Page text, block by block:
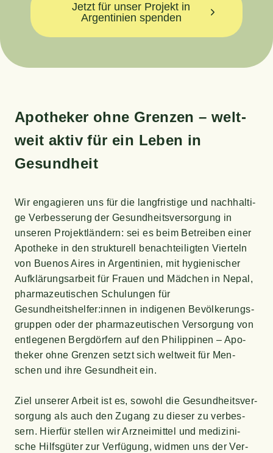
Jetzt für unser Projekt in
Argentinien spenden
Apo­the­ker ohne Gren­zen – welt­
weit aktiv für ein Leben in
Gesundheit
Wir enga­gie­ren uns für die lang­fris­ti­ge und nach­hal­ti­
ge Ver­bes­se­rung der Gesund­heits­ver­sor­gung in
unse­ren Pro­jekt­län­dern: sei es beim Betrei­ben einer
Apo­the­ke in den struk­tu­rell benach­tei­lig­ten Vier­teln
von Bue­nos Aires in Argen­ti­ni­en, mit hygie­ni­scher
Auf­klä­rungs­ar­beit für Frau­en und Mäd­chen in Nepal,
phar­ma­zeu­ti­schen Schu­lun­gen für
Gesundheitshelfer:innen in indi­ge­nen Bevöl­ke­rungs­
grup­pen oder der phar­ma­zeu­ti­schen Ver­sor­gung von
ent­le­ge­nen Berg­dör­fern auf den Phil­ip­pi­nen – Apo­
the­ker ohne Gren­zen setzt sich welt­weit für Men­
schen und ihre Gesund­heit ein.
Ziel unse­rer Arbeit ist es, sowohl die Gesund­heits­ver­
sor­gung als auch den Zugang zu die­ser zu ver­bes­
sern. Hier­für stel­len wir Arz­nei­mit­tel und medi­zi­ni­
sche Hilfs­gü­ter zur Ver­fü­gung, wid­men uns der Ver­